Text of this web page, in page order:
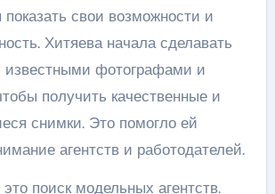
свои возможности и
Хитяева начала сделавать
известными фотографами и
получить качественные и
снимки. Это помогло ей
агентств и работодателей.
поиск модельных агентств.